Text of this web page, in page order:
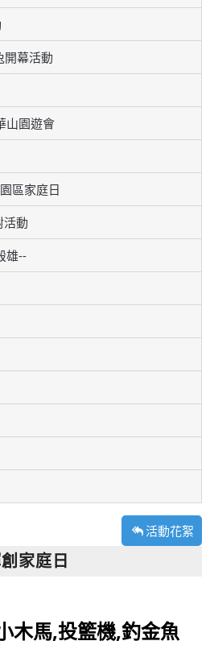
幕活動
山園遊會
區家庭日
動
雄--
活動花絮
家庭日
木馬,投籃機,釣金魚